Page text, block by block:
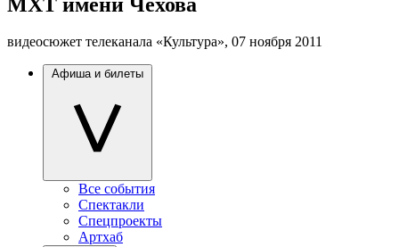
видеосюжет телеканала «Культура», 07 ноября 2011
Афиша и билеты
Все события
Спектакли
Спецпроекты
Артхаб